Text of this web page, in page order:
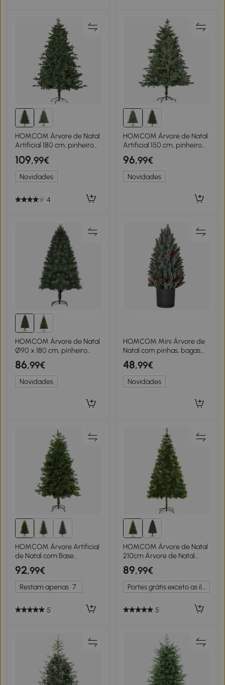
HOMCOM Árvore de Natal
Artificial 180 cm, pinheiro
artificial com 748 pontas, 3
formas de folhagem,
retardante de chama, com
suporte metálico para
109,99€
Novidades
4
HOMCOM Árvore de Natal
Artificial 150 cm, pinheiro
artificial com 444 pontas, 3
formatos de folhas,
retardante de chamas,
com suporte metálico para
96,99€
Novidades
HOMCOM Árvore de Natal
Ø90 x 180 cm, pinheiro
artificial, folhagem realista,
Verde
86,99€
Novidades
HOMCOM Mini Árvore de
Natal com pinhas, bagas
vermelhas e vaso 50 cm de
altura, multicolorido
48,99€
Novidades
HOMCOM Árvore Artificial
de Natal com Base
Dobrável 934 Galhos PE e
PVC Árvore de Natal
Decorativa para Exterior
Interior Ø105x210cm Verde
92,99€
Restam apenas 7
5
HOMCOM Árvore de Natal
210cm Árvore de Natal
Artificial com 505 Ramos e
Suporte Metálico
Ø90x210cm Verde
89,99€
Portes grátis exceto as ilhas
5